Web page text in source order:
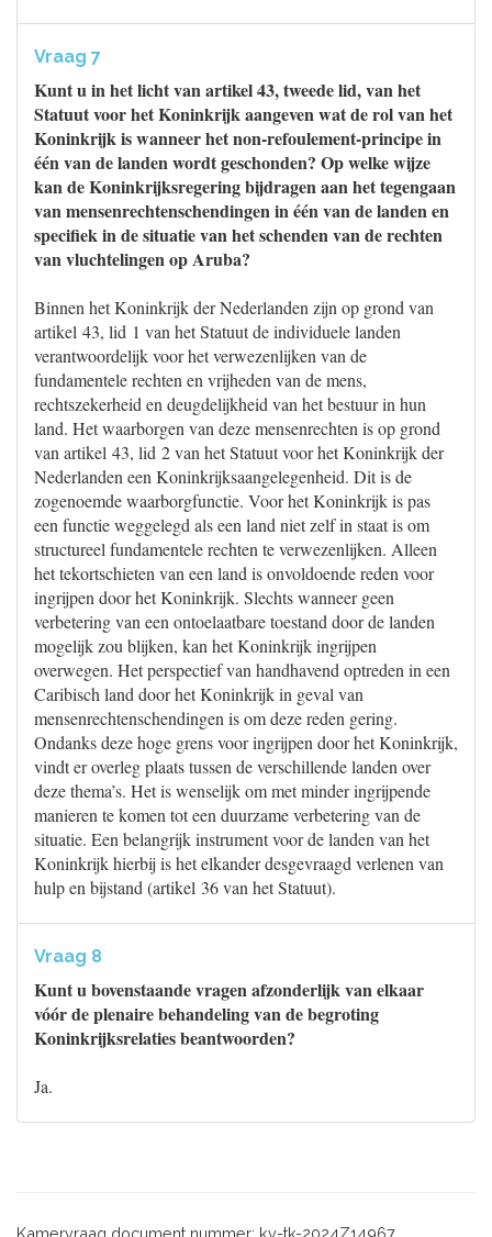
Vraag 7
Kunt u in het licht van artikel 43, tweede lid, van het
Statuut voor het Koninkrijk aangeven wat de rol van het
Koninkrijk is wanneer het non-refoulement-principe in
één van de landen wordt geschonden? Op welke wijze
kan de Koninkrijksregering bijdragen aan het tegengaan
van mensenrechtenschendingen in één van de landen en
specifiek in de situatie van het schenden van de rechten
van vluchtelingen op Aruba?
Binnen het Koninkrijk der Nederlanden zijn op grond van
artikel 43, lid 1 van het Statuut de individuele landen
verantwoordelijk voor het verwezenlijken van de
fundamentele rechten en vrijheden van de mens,
rechtszekerheid en deugdelijkheid van het bestuur in hun
land. Het waarborgen van deze mensenrechten is op grond
van artikel 43, lid 2 van het Statuut voor het Koninkrijk der
Nederlanden een Koninkrijksaangelegenheid. Dit is de
zogenoemde waarborgfunctie. Voor het Koninkrijk is pas
een functie weggelegd als een land niet zelf in staat is om
structureel fundamentele rechten te verwezenlijken. Alleen
het tekortschieten van een land is onvoldoende reden voor
ingrijpen door het Koninkrijk. Slechts wanneer geen
verbetering van een ontoelaatbare toestand door de landen
mogelijk zou blijken, kan het Koninkrijk ingrijpen
overwegen. Het perspectief van handhavend optreden in een
Caribisch land door het Koninkrijk in geval van
mensenrechtenschendingen is om deze reden gering.
Ondanks deze hoge grens voor ingrijpen door het Koninkrijk,
vindt er overleg plaats tussen de verschillende landen over
deze thema’s. Het is wenselijk om met minder ingrijpende
manieren te komen tot een duurzame verbetering van de
situatie. Een belangrijk instrument voor de landen van het
Koninkrijk hierbij is het elkander desgevraagd verlenen van
hulp en bijstand (artikel 36 van het Statuut).
Vraag 8
Kunt u bovenstaande vragen afzonderlijk van elkaar
vóór de plenaire behandeling van de begroting
Koninkrijksrelaties beantwoorden?
Ja.
Kamervraag document nummer: kv-tk-2024Z14967